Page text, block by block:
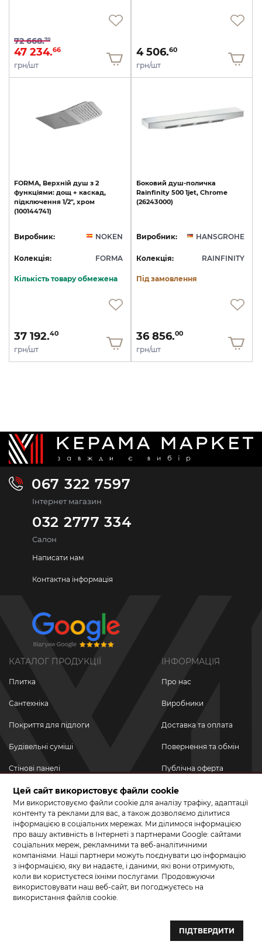
72 668.70
47 234.66
грн/шт
4 506.60
грн/шт
FORMA, Верхній душ з 2
функціями: дощ + каскад,
підключення 1/2", хром
(100144741)
Виробник: NOKEN
Колекція: FORMA
Кількість товару обмежена
37 192.40
грн/шт
Боковий душ-поличка
Rainfinity 500 1jet, Chrome
(26243000)
Виробник: HANSGROHE
Колекція: RAINFINITY
Під замовлення
36 856.00
грн/шт
067 322 7597
Інтернет магазин
032 2777 334
Салон
Написати нам
Контактна інформація
КАТАЛОГ ПРОДУКЦІЇ
Плитка
Сантехніка
Покриття для підлоги
Будівельні суміші
Стінові панелі
Новинки
Акційні товари
Акції/Знижки
ІНФОРМАЦІЯ
Про нас
Виробники
Доставка та оплата
Повернення та обмін
Публічна оферта
Політика
конфіденційності
ПРИЄДНУЙТЕСЬ ДО НАС У СОЦМЕРЕЖАХ
Створення сайту та розробка сайтів — веб–студія ”Бренд–A“
Цей сайт використовує файли cookie
Ми використовуємо файли cookie для аналізу трафіку, адаптації
контенту та реклами для вас, а також дозволяємо ділитися
інформацією в соціальних мережах. Ми ділимося інформацією
про вашу активність в Інтернеті з партнерами Google: сайтами
соціальних мереж, рекламними та веб-аналітичними
компаніями. Наші партнери можуть поєднувати цю інформацію
з інформацією, яку ви надаєте, і даними, які вони отримують,
коли ви користуєтеся їхніми послугами. Продовжуючи
використовувати наш веб-сайт, ви погоджуєтесь на
використання файлів cookie.
ПІДТВЕРДИТИ